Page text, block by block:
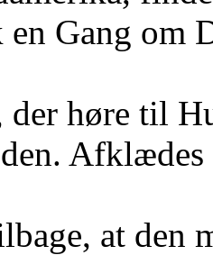
Gang om
der høre til
at den